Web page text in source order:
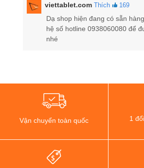
Ốp Lưng Da Mạ Viền Cao Cấp iPhone 11
được thiết kế vừa vặn từng
viettablet.com Thích 169
Dạ shop hiện đang có sẵn
hệ số hotline 0938060080 để
nhé
Vận chuyển toàn quốc 1